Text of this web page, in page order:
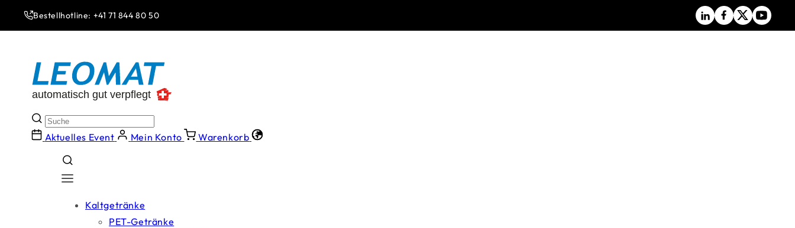
zum
Inhalt
Bestellhotline: +41 71 844 80 50
Aktuelles Event Mein Konto Warenkorb
Kaltgetränke
PET-Getränke